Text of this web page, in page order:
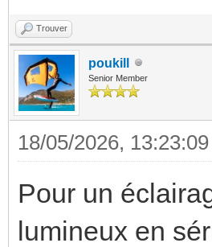
Trouver
poukill
Senior Member
18/05/2026, 13:23:09
Pour un
lumineux en